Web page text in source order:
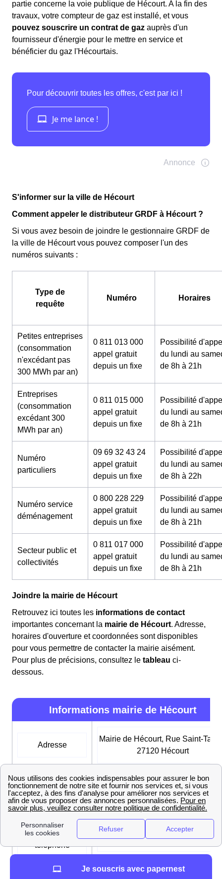
partie concerne la voie publique de Hécourt. A la fin des
travaux, votre compteur de gaz est installé, et vous
pouvez souscrire un contrat de gaz auprès d'un
fournisseur d'énergie pour le mettre en service et
bénéficier du gaz l'Hécourtais.
S'informer sur la ville de Hécourt
Comment appeler le distributeur GRDF à Hécourt ?
Si vous avez besoin de joindre le gestionnaire GRDF de
la ville de Hécourt vous pouvez composer l'un des
numéros suivants :
Type de
requête
Numéro Horaires
Petites entreprises
(consommation
n'excédant pas
300 MWh par an)
0 811 013 000
appel gratuit
depuis un fixe
Possibilité
du lundi au
de 8h à 21h
Entreprises
(consommation
excédant 300
MWh par an)
0 811 015 000
appel gratuit
depuis un fixe
Possibilité
du lundi au
de 8h à 21h
Numéro
particuliers
09 69 32 43 24
appel gratuit
depuis un fixe
Possibilité
du lundi au
de 8h à 22h
Numéro service
déménagement
0 800 228 229
appel gratuit
depuis un fixe
Possibilité
du lundi au
de 8h à 21h
Secteur public et
collectivités
0 811 017 000
appel gratuit
depuis un fixe
Possibilité
du lundi au
de 8h à 21h
Joindre la mairie de Hécourt
Retrouvez ici toutes les informations de contact
importantes concernant la mairie de Hécourt. Adresse,
horaires d'ouverture et coordonnées sont disponibles
pour vous permettre de contacter la mairie aisément.
Pour plus de précisions, consultez le tableau ci-
dessous.
Informations mairie de Hécourt
Adresse
Mairie de Hécourt, Rue Saint-
27120 Hécourt
Horaires
d’ouverture
Le jeudi de 17h30 à 19h00, Le
de 17h30 à 19h00
Numéro de
téléphone
02 32 36 35 83
Je souscris avec papernest